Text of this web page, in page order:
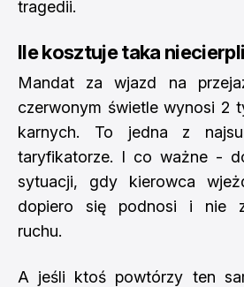
tragedii.
Ile kosztuje taka
Mandat za wjazd na
czerwonym świetle wynosi 2
karnych. To jedna z
taryfikatorze. I co ważne -
sytuacji, gdy kierowca
dopiero się podnosi i nie
ruchu.
A jeśli ktoś powtórzy ten